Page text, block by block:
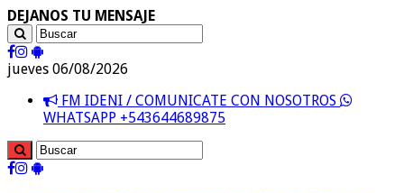
DEJANOS TU MENSAJE
jueves 06/08/2026
FM IDENI / COMUNICATE CON NOSOTROS
WHATSAPP +543644689875